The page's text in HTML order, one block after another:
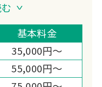
で選べる積み放
配がありませ
の配置など、柔
基本料金
35,000円～
55,000円～